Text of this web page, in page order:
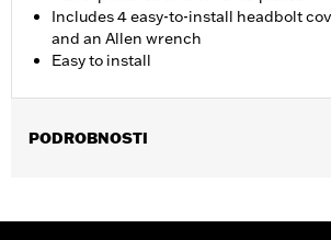
Includes 4 easy-to-install headbolt
and an Allen wrench
Easy to install
PODROBNOSTI